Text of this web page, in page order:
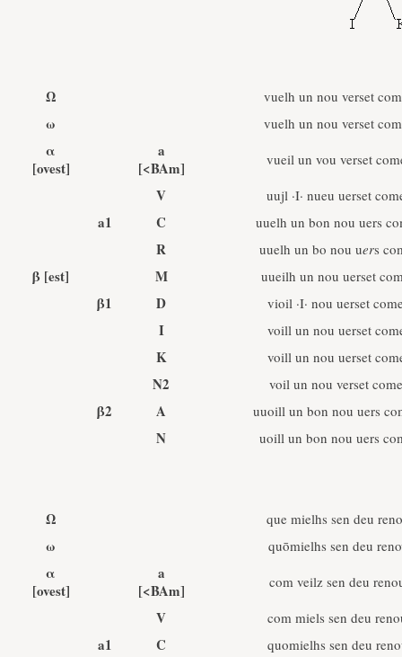
Ω vuelh un nou verset
ω vuelh un nou verset
α
[ovest]
a
[<BAm]
vueil un vou verset
V uujl ·I· nueu uerset
a1 C uuelh un bon nou uers
R uuelh un bo nou uers
β [est] M uueilh un nou uerset
β1 D vioil ·I· nou uerset
I voill un nou uerset
K voill un nou uerset
N2 voil un nou verset
β2 A uuoill un bon nou uers
N uoill un bon nou uers
Ω que mielhs sen deu
ω quōmielhs sen deu
α
[ovest]
a
[<BAm]
com veilz sen deu
V com miels sen deu
a1 C quomielhs sen deu